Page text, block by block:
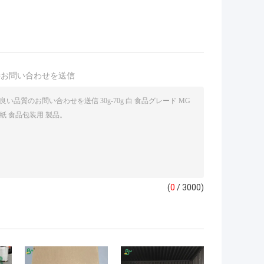
問い合わせを送信
(0 / 3000)